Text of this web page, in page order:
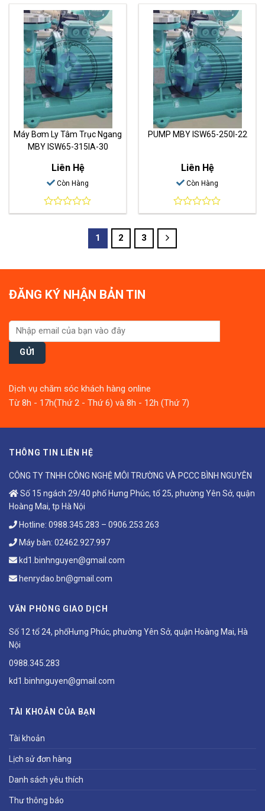
out
of
5
out
of
5
Máy Bơm Ly Tâm Trục Ngang
MBY ISW65-315IA-30
Liên Hệ
Còn Hàng
0
PUMP MBY ISW65-250I-22
Liên Hệ
Còn Hàng
0
1 2 3
ĐĂNG KÝ NHẬN BẢN TIN
Dịch vụ chăm sóc khách hàng online
Từ 8h - 17h(Thứ 2 - Thứ 6) và 8h - 12h (Thứ 7)
THÔNG TIN LIÊN HỆ
CÔNG TY TNHH CÔNG NGHỆ MÔI TRƯỜNG VÀ PCCC BÌNH NGUYÊN
Số 15 ngách 29/40 phố Hưng Phúc, tổ 25, phường Yên Sở, quận
Hoàng Mai, tp Hà Nội
Hotline: 0988.345.283 – 0906.253.263
Máy bàn: 02462.927.997
kd1.binhnguyen@gmail.com
henrydao.bn@gmail.com
VĂN PHÒNG GIAO DỊCH
Số 12 tổ 24, phốHưng Phúc, phường Yên Sở, quận Hoàng Mai, Hà
Nội
0988.345.283
kd1.binhnguyen@gmail.com
TÀI KHOẢN CỦA BẠN
Tài khoản
Lịch sử đơn hàng
Danh sách yêu thích
Thư thông báo